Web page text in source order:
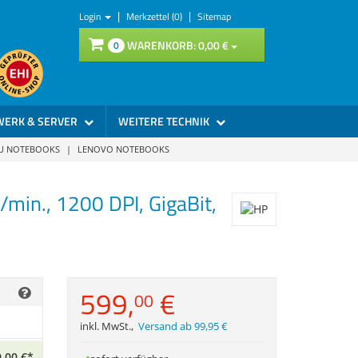
Login | Merkzettel (0) | Sitemap
0 WARENKORB:0,00€
& SERVER WEITERE TECHNIK
NOTEBOOKS | LENOVO NOTEBOOKS
1200 DPI, GigaBit,
50%/
sind
599,00 €
inkl. MwSt., Versand ab 99,95 €